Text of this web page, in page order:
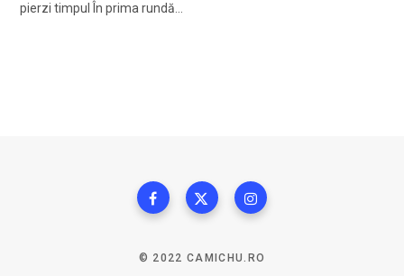
pierzi timpul În prima rundă…
© 2022 CAMICHU.RO